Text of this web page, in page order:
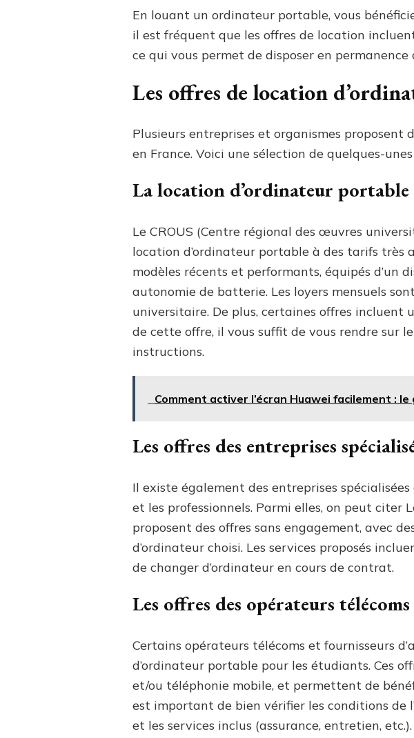
En louant un ordinateur portable, vous
il est fréquent que les offres de location
ce qui vous permet de disposer en
Les offres de location
Plusieurs entreprises et organismes proposent
en France. Voici une sélection de quelques-unes
La location d’ordinateur portable
Le CROUS (Centre régional des œuvres
location d’ordinateur portable à des tarifs très
modèles récents et performants, équipés d’un
autonomie de batterie. Les loyers mensuels
universitaire. De plus, certaines offres incluent
de cette offre, il vous suffit de vous rendre sur
instructions.
Comment activer l’écran Huawei facilement :
Les offres des entreprises
Il existe également des entreprises
et les professionnels. Parmi elles, on peut citer
proposent des offres sans engagement, avec
d’ordinateur choisi. Les services proposés
de changer d’ordinateur en cours de contrat.
Les offres des opérateurs
Certains opérateurs télécoms et fournisseurs
d’ordinateur portable pour les étudiants. Ces
et/ou téléphonie mobile, et permettent de
est important de bien vérifier les conditions de
et les services inclus (assurance, entretien, etc.).